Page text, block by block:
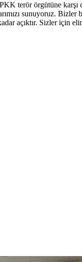
terör örgütüne
sunuyoruz.
açıktır. Sizler